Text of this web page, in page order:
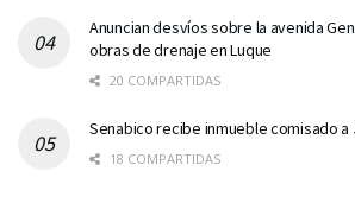
Anuncian desvíos sobre la avenida
obras de drenaje en Luque
20 COMPARTIDAS
Senabico recibe inmueble comisado a
18 COMPARTIDAS